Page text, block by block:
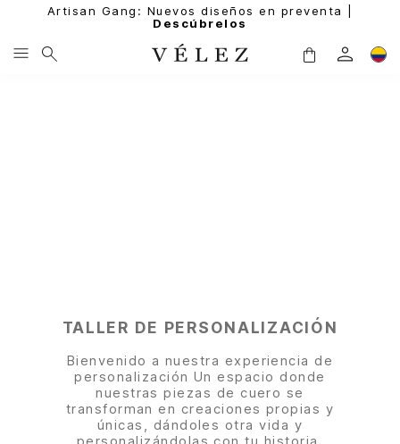
Artisan Gang: Nuevos diseños en preventa |
Descúbrelos
TALLER DE PERSONALIZACIÓN
Bienvenido a nuestra experiencia de
personalización Un espacio donde
nuestras piezas de cuero se
transforman en creaciones propias y
únicas, dándoles otra vida y